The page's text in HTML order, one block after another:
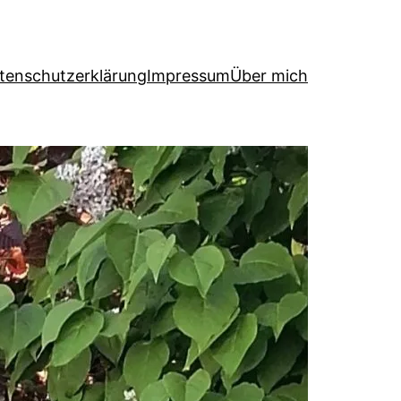
ImpressumÜber mich